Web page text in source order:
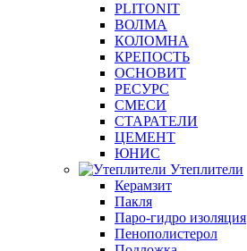
PLITONIT
ВОЛМА
КОЛОМНА
КРЕПОСТЬ
ОСНОВИТ
РЕСУРС
СМЕСИ
СТАРАТЕЛИ
ЦЕМЕНТ
ЮНИС
Утеплители
Керамзит
Пакля
Паро-гидро изоляция
Пенополистерол